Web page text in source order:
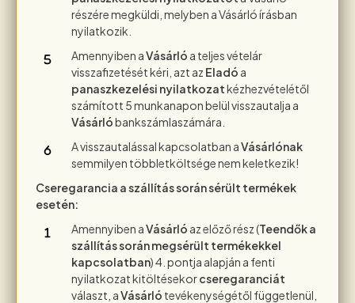
részére megküldi, melyben a Vásárló írásban
nyilatkozik.
Amennyiben aVásárló a teljes vételár
visszafizetését kéri, azt az Eladó a
panaszkezelési nyilatkozatkézhezvételétől
számított 5 munkanapon belül visszautalja a
Vásárlóbankszámlaszámára.
A visszautalással kapcsolatban aVásárlónak
semmilyen többletköltsége nem keletkezik!
Cseregarancia a szállítás során sérült termékek
esetén:
Amennyiben aVásárló az előző rész (Teendők a
szállítás során megsérült termékekkel
kapcsolatban) 4. pontja alapján a fenti
nyilatkozat kitöltésekorcseregaranciát
választ, aVásárló tevékenységétől függetlenül,